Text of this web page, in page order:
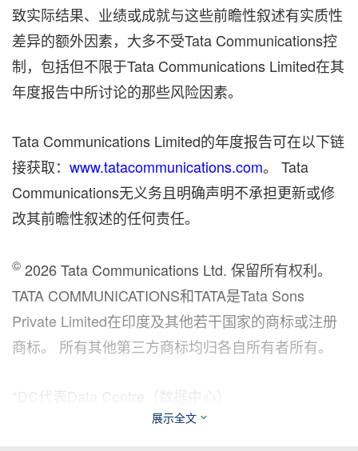
致实际结果、业绩或成就与这些前瞻性叙述有实质性
差异的额外因素，大多不受Tata Communications控
制，包括但不限于Tata Communications Limited在其
年度报告中所讨论的那些风险因素。
Tata Communications Limited的年度报告可在以下链
接获取： www.tatacommunications.com。 Tata
Communications无义务且明确声明不承担更新或修
改其前瞻性叙述的任何责任。
© 2026 Tata Communications Ltd. 保留所有权利。
TATA COMMUNICATIONS和TATA是Tata Sons
Private Limited在印度及其他若干国家的商标或注册
商标。 所有其他第三方商标均归各自所有者所有。
*DC代表Data Centre（数据中心）
展示全文